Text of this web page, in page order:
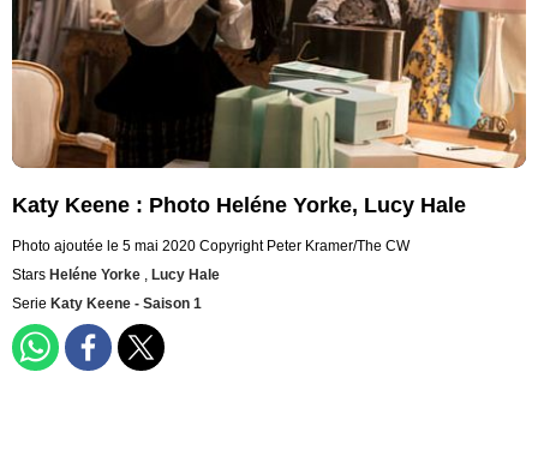
Katy Keene : Photo Heléne Yorke, Lucy Hale
Photo ajoutée le 5 mai 2020 Copyright Peter Kramer/The CW
Stars Heléne Yorke , Lucy Hale
Serie Katy Keene - Saison 1